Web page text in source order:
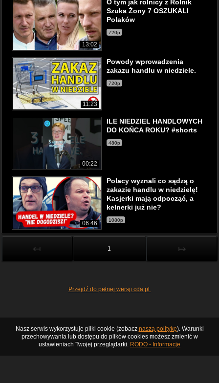
13:02
O tym jak rolnicy z Rolnik
Szuka Żony 7 OSZUKALI
Polaków
720p
11:23
Powody wprowadzenia
zakazu handlu w niedziele.
720p
00:22
ILE NIEDZIEL HANDLOWYCH
DO KOŃCA ROKU? #shorts
480p
06:46
Polacy wyznali co sądzą o
zakazie handlu w niedzielę!
Kasjerki mają odpocząć, a
kelnerki już nie?
1080p
↤ 1 ↦
Przejdź do pełnej wersji cda.pl
Nasz serwis wykorzystuje pliki cookie (zobacz naszą politykę). Warunki
przechowywania lub dostępu do plików cookies możesz zmienić w
ustawieniach Twojej przeglądarki. RODO - Informacje